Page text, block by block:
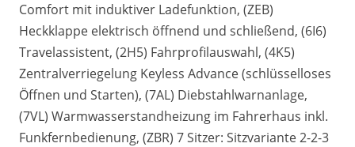
Comfort mit induktiver Ladefunktion, (ZEB)
Heckklappe elektrisch öffnend und schließend, (6I6)
Travelassistent, (2H5) Fahrprofilauswahl, (4K5)
Zentralverriegelung Keyless Advance (schlüsselloses
Öffnen und Starten), (7AL) Diebstahlwarnanlage,
(7VL) Warmwasserstandheizung im Fahrerhaus inkl.
Funkfernbedienung, (ZBR) 7 Sitzer: Sitzvariante 2-2-3